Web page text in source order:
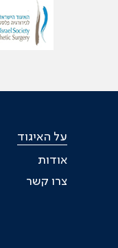
על האיגוד
אודות
צרו קשר